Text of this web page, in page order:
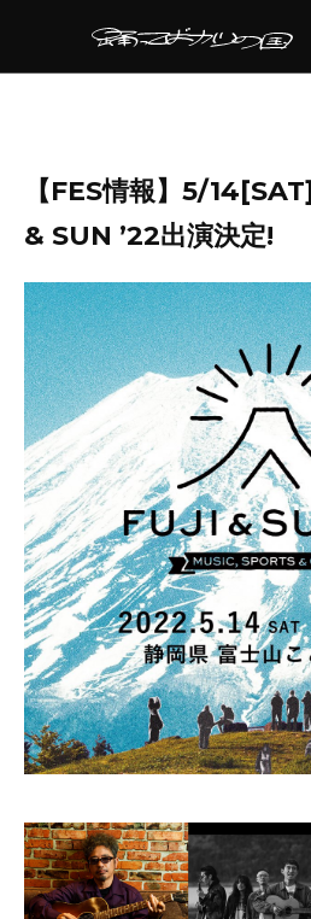
【FES情報】5/
& SUN ’22出演決定!